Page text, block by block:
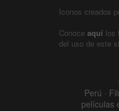
Iconos creados
Conoce aquí los
del uso de este
Perú ·
películas